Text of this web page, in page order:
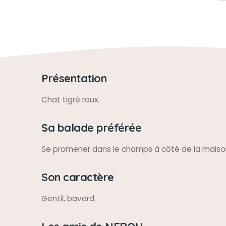
Présentation
Chat tigré roux.
Sa balade préférée
Se promener dans le champs à côté de la
Son caractère
Gentil, bavard.